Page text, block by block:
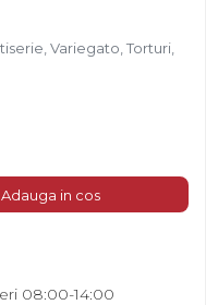
Variegato, Torturi,
Adauga in cos
08:00-14:00